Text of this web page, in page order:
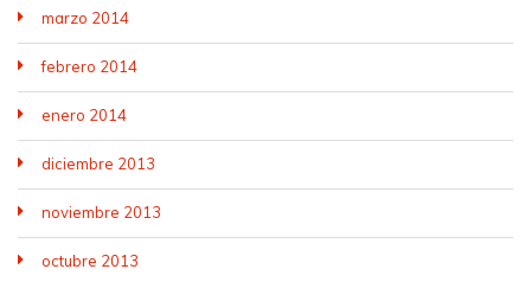
marzo 2014
febrero 2014
enero 2014
diciembre 2013
noviembre 2013
octubre 2013